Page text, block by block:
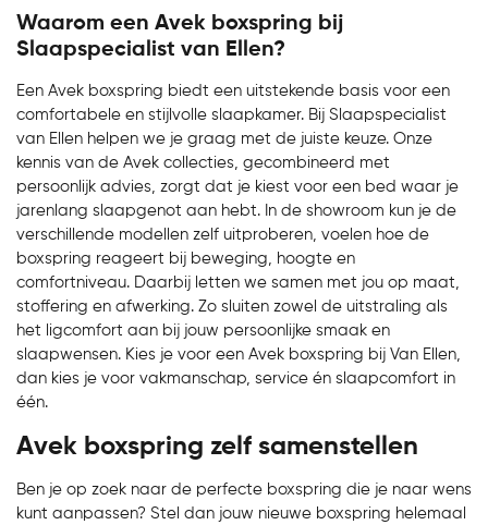
Waarom een Avek boxspring bij
Slaapspecialist van Ellen?
Een Avek boxspring biedt een uitstekende basis voor een
comfortabele en stijlvolle slaapkamer. Bij Slaapspecialist
van Ellen helpen we je graag met de juiste keuze. Onze
kennis van de Avek collecties, gecombineerd met
persoonlijk advies, zorgt dat je kiest voor een bed waar je
jarenlang slaapgenot aan hebt. In de showroom kun je de
verschillende modellen zelf uitproberen, voelen hoe de
boxspring reageert bij beweging, hoogte en
comfortniveau. Daarbij letten we samen met jou op maat,
stoffering en afwerking. Zo sluiten zowel de uitstraling als
het ligcomfort aan bij jouw persoonlijke smaak en
slaapwensen. Kies je voor een Avek boxspring bij Van Ellen,
dan kies je voor vakmanschap, service én slaapcomfort in
één.
Avek boxspring zelf samenstellen
Ben je op zoek naar de perfecte boxspring die je naar wens
kunt aanpassen? Stel dan jouw nieuwe boxspring helemaal